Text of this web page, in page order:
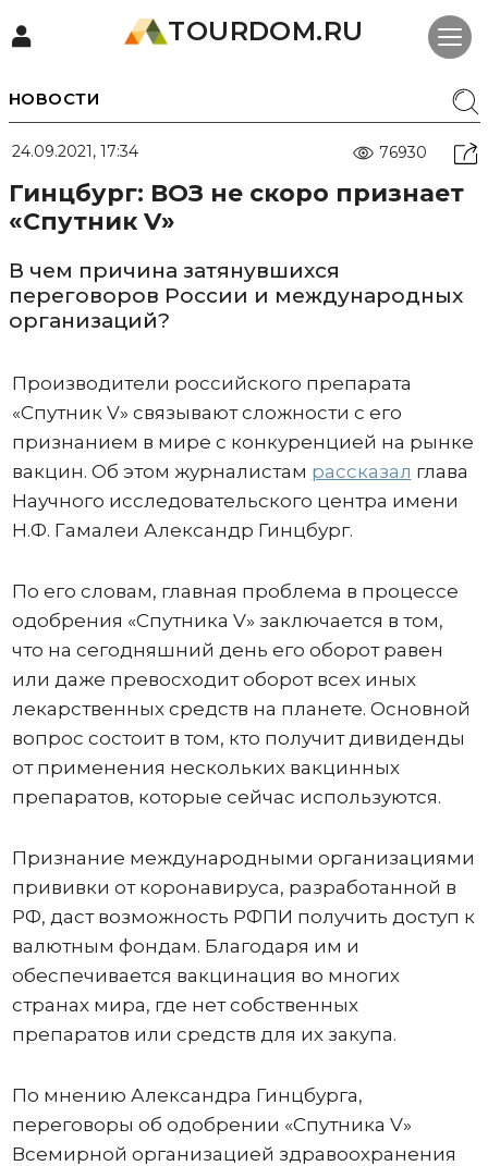
TOURDOM.RU
НОВОСТИ
24.09.2021, 17:34 76930
Гинцбург: ВОЗ не скоро признает
«Спутник V»
В чем причина затянувшихся
переговоров России и международных
организаций?
Производители российского препарата
«Спутник V» связывают сложности с его
признанием в мире с конкуренцией на рынке
вакцин. Об этом журналистам рассказал глава
Научного исследовательского центра имени
Н.Ф. Гамалеи Александр Гинцбург.
По его словам, главная проблема в процессе
одобрения «Спутника V» заключается в том,
что на сегодняшний день его оборот равен
или даже превосходит оборот всех иных
лекарственных средств на планете. Основной
вопрос состоит в том, кто получит дивиденды
от применения нескольких вакцинных
препаратов, которые сейчас используются.
Признание международными организациями
прививки от коронавируса, разработанной в
РФ, даст возможность РФПИ получить доступ к
валютным фондам. Благодаря им и
обеспечивается вакцинация во многих
странах мира, где нет собственных
препаратов или средств для их закупа.
По мнению Александра Гинцбурга,
переговоры об одобрении «Спутника V»
Всемирной организацией здравоохранения